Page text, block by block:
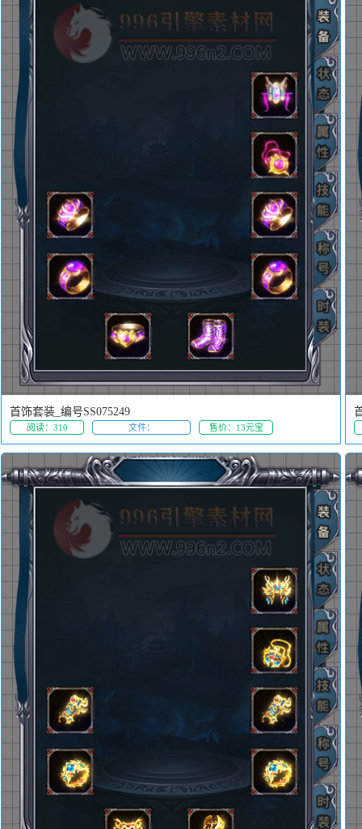
首饰套装_编号SS075249
阅读：310 文件： 售价：13元宝